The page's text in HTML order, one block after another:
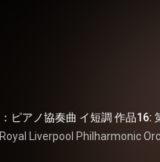
Royal Liverpool Philharmonic